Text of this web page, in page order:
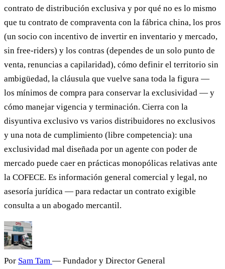
contrato de distribución exclusiva y por qué no es lo mismo
que tu contrato de compraventa con la fábrica china, los pros
(un socio con incentivo de invertir en inventario y mercado,
sin free-riders) y los contras (dependes de un solo punto de
venta, renuncias a capilaridad), cómo definir el territorio sin
ambigüedad, la cláusula que vuelve sana toda la figura —
los mínimos de compra para conservar la exclusividad — y
cómo manejar vigencia y terminación. Cierra con la
disyuntiva exclusivo vs varios distribuidores no exclusivos
y una nota de cumplimiento (libre competencia): una
exclusividad mal diseñada por un agente con poder de
mercado puede caer en prácticas monopólicas relativas ante
la COFECE. Es información general comercial y legal, no
asesoría jurídica — para redactar un contrato exigible
consulta a un abogado mercantil.
Por Sam Tam — Fundador y Director General